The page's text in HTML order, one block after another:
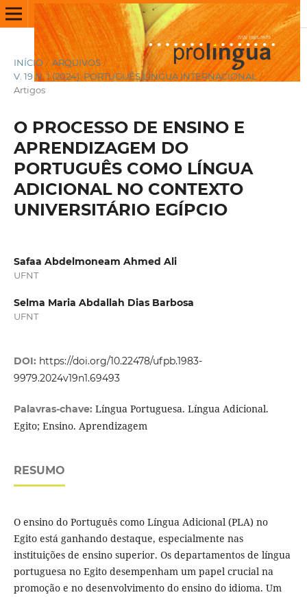
INÍCIO / ARQUIVOS /
V. 19 N. 1 (2024): PORTUGUÊS LÍNGUA INTERNACIONAL /
Artigos
O PROCESSO DE ENSINO E
APRENDIZAGEM DO
PORTUGUÊS COMO LÍNGUA
ADICIONAL NO CONTEXTO
UNIVERSITÁRIO EGÍPCIO
Safaa Abdelmoneam Ahmed Ali
UFNT
Selma Maria Abdallah Dias Barbosa
UFNT
DOI: https://doi.org/10.22478/ufpb.1983-
9979.2024v19n1.69493
Palavras-chave: Língua Portuguesa. Língua Adicional.
Egito; Ensino. Aprendizagem
RESUMO
O ensino do Português como Língua Adicional (PLA) no
Egito está ganhando destaque, especialmente nas
instituições de ensino superior. Os departamentos de língua
portuguesa no Egito desempenham um papel crucial na
promoção e no desenvolvimento do ensino do idioma. Um